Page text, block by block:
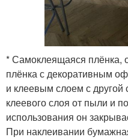
* Самоклеящаяся
плёнка с декоративным
и клеевым слоем с
клеевого слоя от пыли и
использования он
При наклеивании